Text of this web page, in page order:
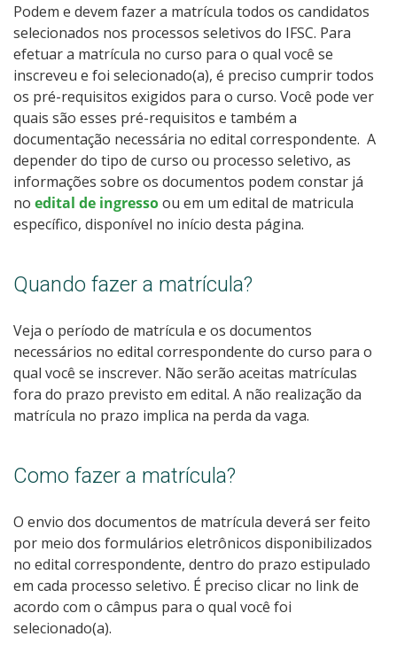
Podem e devem fazer a matrícula todos os candidatos
selecionados nos processos seletivos do IFSC. Para
efetuar a matrícula no curso para o qual você se
inscreveu e foi selecionado(a), é preciso cumprir todos
os pré-requisitos exigidos para o curso. Você pode ver
quais são esses pré-requisitos e também a
documentação necessária no edital correspondente. A
depender do tipo de curso ou processo seletivo, as
informações sobre os documentos podem constar já
no edital de ingressoou em um edital de matricula
específico, disponível no início desta página.
Quando fazer a matrícula?
Veja o período de matrícula e os documentos
necessários no edital correspondente do curso para o
qual você se inscrever. Não serão aceitas matrículas
fora do prazo previsto em edital. A não realização da
matrícula no prazo implica na perda da vaga.
Como fazer a matrícula?
O envio dos documentos de matrícula deverá ser feito
por meio dos formulários eletrônicos disponibilizados
no edital correspondente, dentro do prazo estipulado
em cada processo seletivo. É preciso clicar no link de
acordo com o câmpus para o qual você foi
selecionado(a).